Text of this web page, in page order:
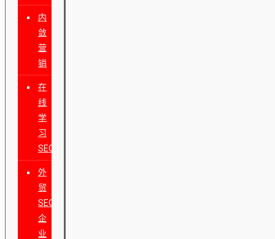
内
敛
营
销
在
线
学
习
SEO
外
贸
SEO
企
业